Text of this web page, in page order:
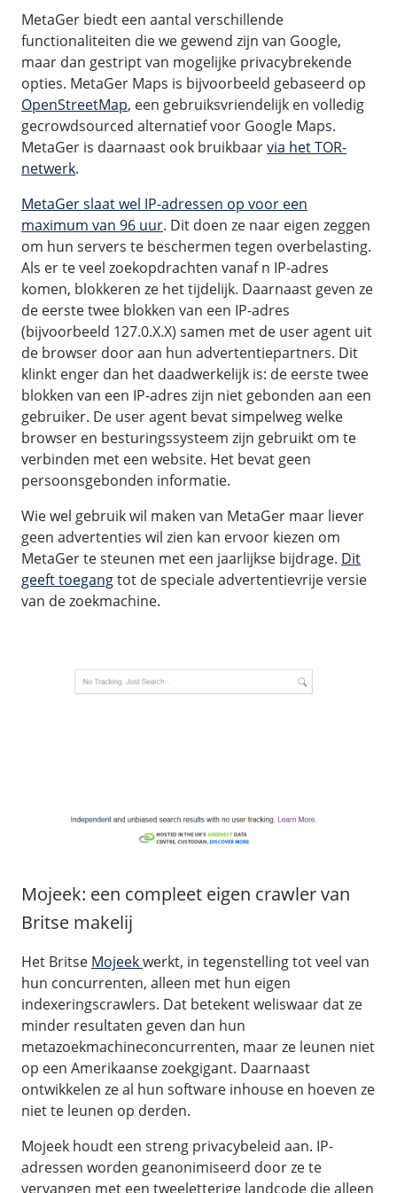
MetaGer biedt een aantal verschillende
functionaliteiten die we gewend zijn van Google,
maar dan gestript van mogelijke privacybrekende
opties. MetaGer Maps is bijvoorbeeld gebaseerd op
OpenStreetMap, een gebruiksvriendelijk en volledig
gecrowdsourced alternatief voor Google Maps.
MetaGer is daarnaast ook bruikbaarvia het TOR-
netwerk.
MetaGer slaat wel IP-adressen op voor een
maximum van 96 uur. Dit doen ze naar eigen zeggen
om hun servers te beschermen tegen overbelasting.
Als er te veel zoekopdrachten vanaf n IP-adres
komen, blokkeren ze het tijdelijk. Daarnaast geven ze
de eerste twee blokken van een IP-adres
(bijvoorbeeld 127.0.X.X) samen met de user agent uit
de browser door aan hun advertentiepartners. Dit
klinkt enger dan het daadwerkelijk is: de eerste twee
blokken van een IP-adres zijn niet gebonden aan een
gebruiker. De user agent bevat simpelweg welke
browser en besturingssysteem zijn gebruikt om te
verbinden met een website. Het bevat geen
persoonsgebonden informatie.
Wie wel gebruik wil maken van MetaGer maar liever
geen advertenties wil zien kan ervoor kiezen om
MetaGer te steunen met een jaarlijkse bijdrage. Dit
geeft toegangtot de speciale advertentievrije versie
van de zoekmachine.
Mojeek: een compleet eigen crawler van
Britse makelij
Het Britse Mojeekwerkt, in tegenstelling tot veel van
hun concurrenten, alleen met hun eigen
indexeringscrawlers. Dat betekent weliswaar dat ze
minder resultaten geven dan hun
metazoekmachineconcurrenten, maar ze leunen niet
op een Amerikaanse zoekgigant. Daarnaast
ontwikkelen ze al hun software inhouse en hoeven ze
niet te leunen op derden.
Mojeek houdt een streng privacybeleid aan. IP-
adressen worden geanonimiseerd door ze te
vervangen met een tweeletterige landcode die alleen